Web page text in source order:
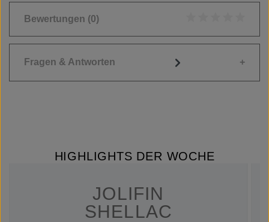
Bewertungen (0)
Fragen & Antworten
HIGHLIGHTS DER WOCHE
JOLIFIN
SHELLAC